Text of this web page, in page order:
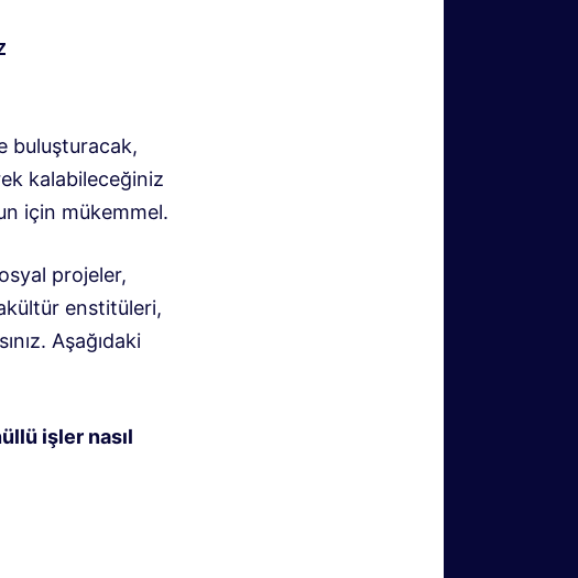
buluşturacak,
kalabileceğiniz
için mükemmel.
projeler,
enstitüleri,
Aşağıdaki
işler nasıl